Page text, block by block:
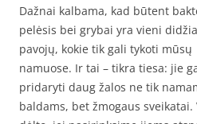
Dažnai kalbama, kad būtent
pelėsis bei grybai yra vieni
pavojų, kokie tik gali tykoti mūsų
namuose. Ir tai – tikra tiesa: jie
pridaryti daug žalos ne tik
baldams, bet žmogaus sveikatai.